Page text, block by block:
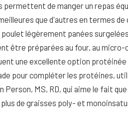
de manger un repas
que d'autres en termes
légèrement panées
être préparées au four, au micro-
une excellente option protéinée
pour compléter les protéines,
Person, MS, RD, qui aime le fait
de graisses poly- et